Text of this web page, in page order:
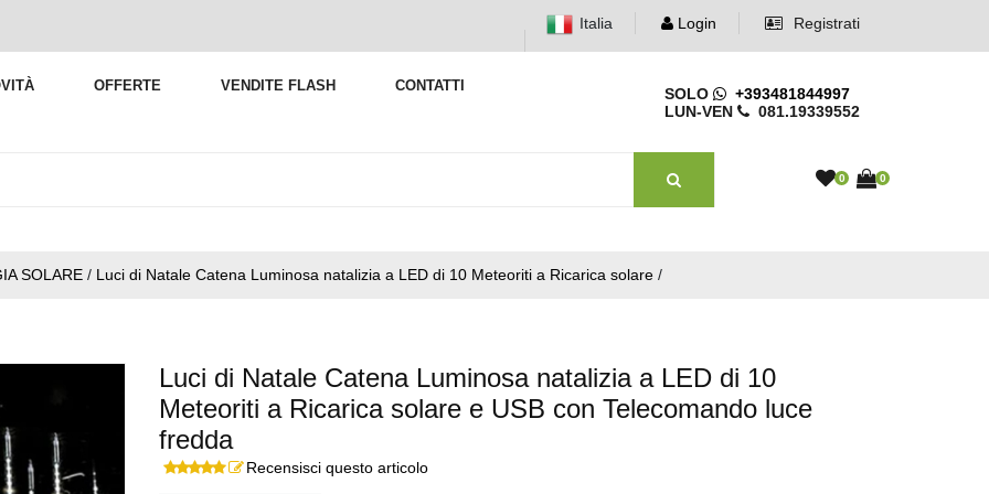
Italia Login Registrati
OFFERTE VENDITE FLASH CONTATTI SOLO
+393481844997
LUN-VEN
081.19339552
0 0
SOLARE / Luci di Natale Catena Luminosa natalizia a LED di 10 Meteoriti a Ricarica solare /
Luci di Natale Catena Luminosa natalizia a LED di 10
Meteoriti a Ricarica solare e USB con Telecomando luce
fredda
Recensisci questo articolo